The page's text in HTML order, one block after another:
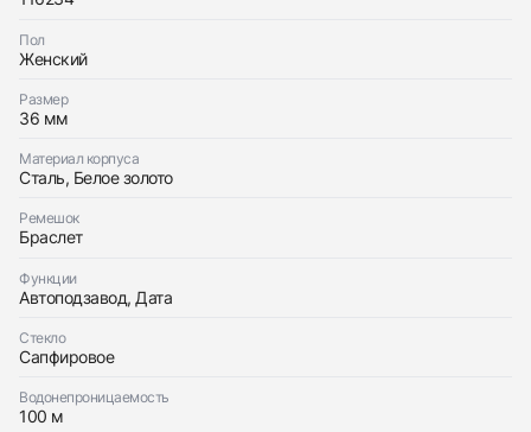
Пол
Женский
Размер
36 мм
Материал корпуса
Сталь, Белое золото
Ремешок
Браслет
Функции
Автоподзавод, Дата
Стекло
Сапфировое
Водонепроницаемость
100 м
Заказать эти часы
Оставьте ваши контактные данные и мы свяжемся
с вами
Datejust 36mm Dark Mother of Pearl Diamond
Dial
Оставьте ваши контактные данные и мы свяжемся
Идеальное
$10,850